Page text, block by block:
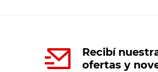
Recibí
ofertas y